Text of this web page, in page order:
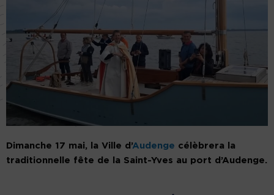
Dimanche 17 mai, la Ville d’Audenge célèbrera la
traditionnelle fête de la Saint-Yves au port d’Audenge.